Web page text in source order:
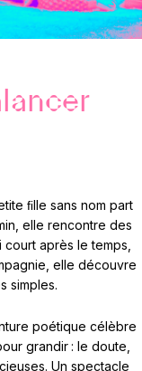
ﬁlle sans nom part
elle rencontre des
après le temps,
elle découvre
simples.
poétique célèbre
grandir : le doute,
Un spectacle